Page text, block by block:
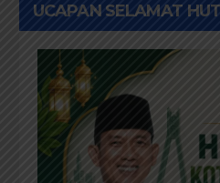
UCAPAN SELAMAT